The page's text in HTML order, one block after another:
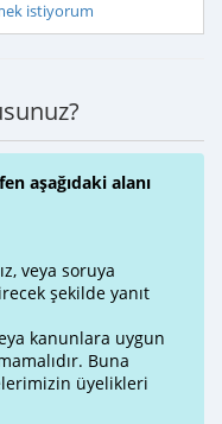
istiyorum
aşağıdaki alanı
veya soruya
şekilde yanıt
kanunlara uygun
Buna
üyelikleri